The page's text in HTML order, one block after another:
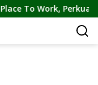
Kebiasaan Global